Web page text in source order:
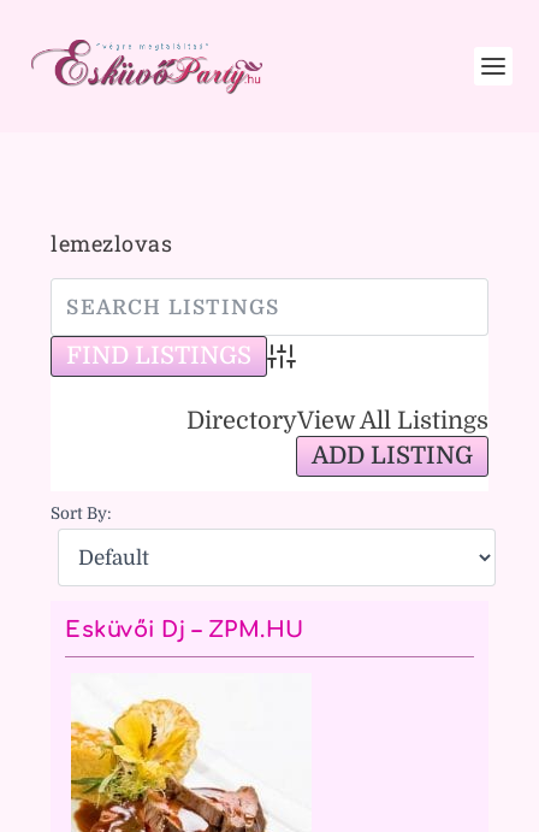
lemezlovas
Advanced Search
DirectoryView All Listings
ADD LISTING
Sort By:
Esküvői Dj – ZPM.HU